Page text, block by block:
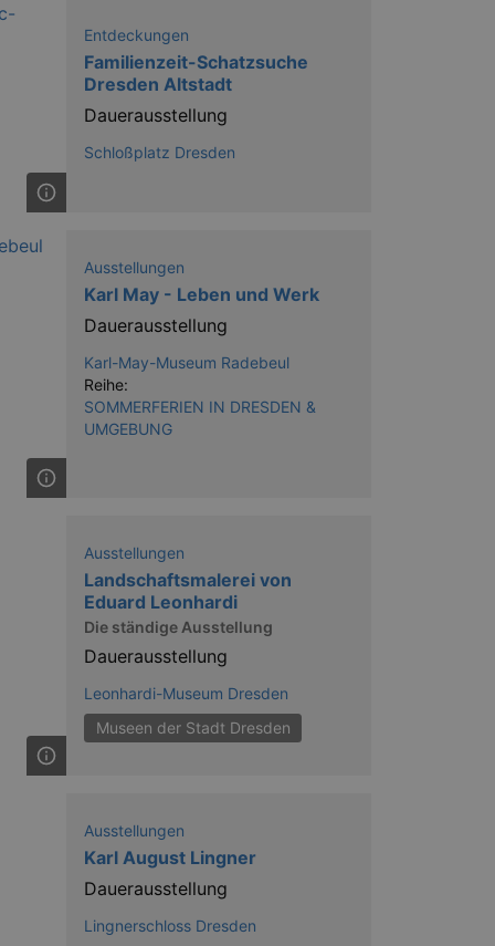
Entdeckungen
Familienzeit-Schatzsuche
Dresden Altstadt
Dauerausstellung
Schloßplatz Dresden
Ausstellungen
Karl May - Leben und Werk
Dauerausstellung
Karl-May-Museum Radebeul
Reihe:
SOMMERFERIEN IN DRESDEN &
UMGEBUNG
Ausstellungen
Landschaftsmalerei von
Eduard Leonhardi
Die ständige Ausstellung
Dauerausstellung
Leonhardi-Museum Dresden
Museen der Stadt Dresden
Ausstellungen
Karl August Lingner
Dauerausstellung
Lingnerschloss Dresden
Analytics - which is a
used analytics service. This
a randomly
in each page request
and campaign data for the
after 2 years, although
2017 no information is
Analytics, according
rate - limiting the
after 10 minutes.
the end user uses the
may have seen before
from OneTrust. It
the site uses and
for the use of each
cookies in each category
is not given. The cookie
visitors to the site will
no information that can